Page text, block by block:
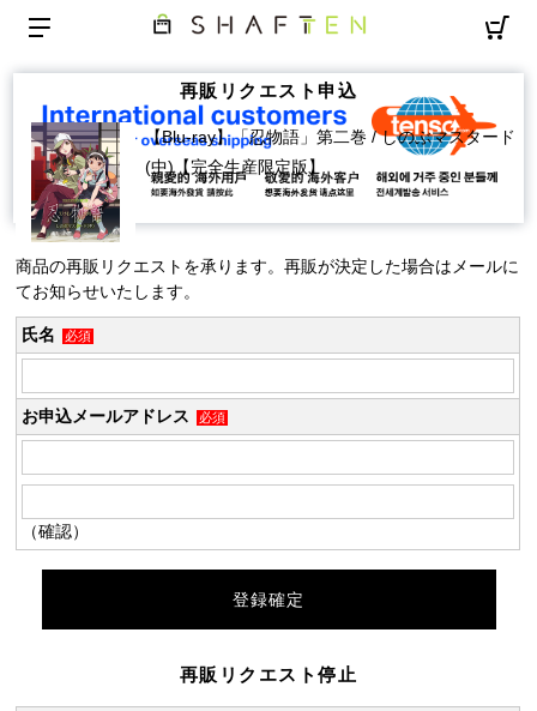
再販リクエスト申込
【Blu-ray】「忍物語」第二巻 / しのぶマスタード
(中)【完全生産限定版】
商品の再販リクエストを承ります。再販が決定した場合はメールに
てお知らせいたします。
氏名 必須
お申込メールアドレス 必須
（確認）
再販リクエスト停止